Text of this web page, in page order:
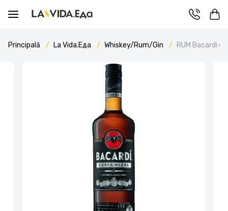
Principală La Vida.Еда Whiskey/Rum/Gin RUM Bacardi